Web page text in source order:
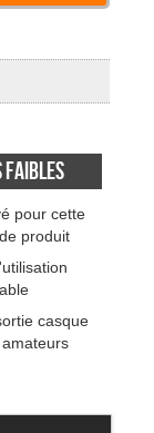
faibles
pour cette
produit
casque